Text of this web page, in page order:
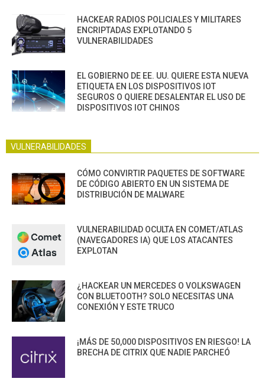
HACKEAR RADIOS POLICIALES Y MILITARES
ENCRIPTADAS EXPLOTANDO 5
VULNERABILIDADES
EL GOBIERNO DE EE. UU. QUIERE ESTA NUEVA
ETIQUETA EN LOS DISPOSITIVOS IOT
SEGUROS O QUIERE DESALENTAR EL USO DE
DISPOSITIVOS IOT CHINOS
VULNERABILIDADES
CÓMO CONVIRTIR PAQUETES DE SOFTWARE
DE CÓDIGO ABIERTO EN UN SISTEMA DE
DISTRIBUCIÓN DE MALWARE
VULNERABILIDAD OCULTA EN COMET/ATLAS
(NAVEGADORES IA) QUE LOS ATACANTES
EXPLOTAN
¿HACKEAR UN MERCEDES O VOLKSWAGEN
CON BLUETOOTH? SOLO NECESITAS UNA
CONEXIÓN Y ESTE TRUCO
¡MÁS DE 50,000 DISPOSITIVOS EN RIESGO! LA
BRECHA DE CITRIX QUE NADIE PARCHEÓ